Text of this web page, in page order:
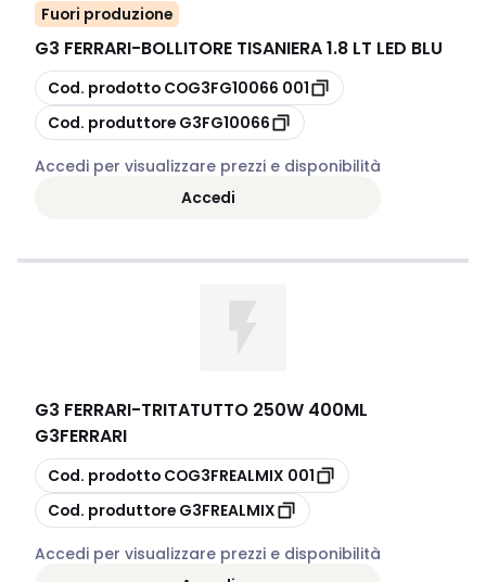
Fuori produzione
G3 FERRARI-BOLLITORE TISANIERA 1.8 LT LED BLU
copia
Cod. prodotto
COG3FG10066 001
copia
Cod. produttore G3FG10066
Accedi per visualizzare prezzi e disponibilità
Accedi
G3 FERRARI-TRITATUTTO 250W 400ML
G3FERRARI
copia
Cod. prodotto
COG3FREALMIX 001
copia
Cod. produttore G3FREALMIX
Accedi per visualizzare prezzi e disponibilità